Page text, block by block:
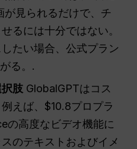
見られるだけで、チ
るには十分ではない。
たい場合、公式プラン
る。.
肢 GlobalGPTはコス
えば、$10.8プロプラ
の高度なビデオ機能に
のテキストおよびイメ